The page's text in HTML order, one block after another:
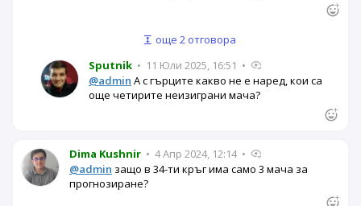
още 2 отговора
Sputnik • 11 Юли 2025, 16:51 •
@admin А с гърците какво не е наред, кои са
още четирите неизиграни мача?
Dima Kushnir • 4 Апр 2024, 12:14 •
@admin защо в 34-ти кръг има само 3 мача за
прогнозиране?